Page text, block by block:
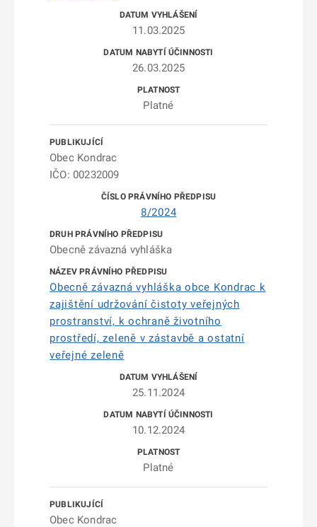
11.03.2025
26.03.2025
Platné
Obec Kondrac
IČO: 00232009
8/2024
Obecně závazná vyhláška
Obecně závazná vyhláška obce Kondrac k
zajištění udržování čistoty veřejných
prostranství, k ochraně životního
prostředí, zeleně v zástavbě a ostatní
veřejné zeleně
25.11.2024
10.12.2024
Platné
Obec Kondrac